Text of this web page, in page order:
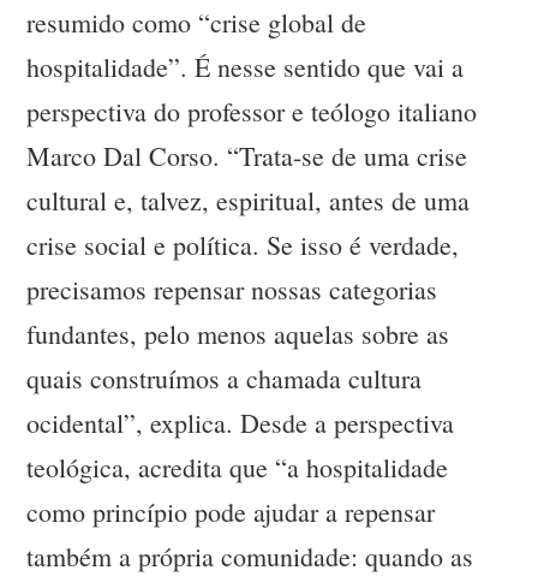
resumido como “crise global de
hospitalidade”. É nesse sentido que vai a
perspectiva do professor e teólogo italiano
Marco Dal Corso. “Trata-se de uma crise
cultural e, talvez, espiritual, antes de uma
crise social e política. Se isso é verdade,
precisamos repensar nossas categorias
fundantes, pelo menos aquelas sobre as
quais construímos a chamada cultura
ocidental”, explica. Desde a perspectiva
teológica, acredita que “a hospitalidade
como princípio pode ajudar a repensar
também a própria comunidade: quando as